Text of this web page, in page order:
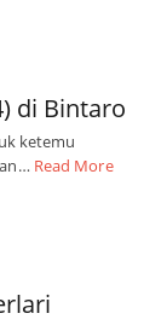
di Bintaro
ketemu
Read More